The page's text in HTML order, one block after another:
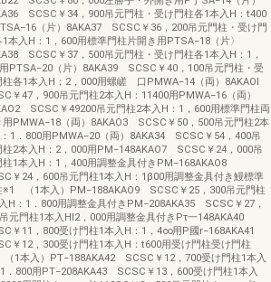
SCSC￥34，900吊元門柱・受け門柱各1本入H：t400
（片）8AKA37 SCSC￥36，200吊元門柱・受け門
1本入H：1，600用標準門柱片開き用PTSA−18（片〉
SCSC￥37，500吊元門柱・受け門柱各1本入H：1，
PTSA−20（片）8AKA39 SCSC￥40，100吊元門柱・受
柱各1本入H；2，000用螺嵯 口PMWA−14（両）8AKAOI
￥47，900吊元門柱2本入H：11400用PMWA−16（両）
SCSC￥49200吊元門柱2本入H：1，600用標準門柱両
用PMWA−18（両）8AKAO3 SCSC￥50，500吊元門柱2本
：1．800用PMWA−20（両）8AKA34 SCSC￥54，400吊
柱2本入H：2，000用PM−148AKAO7 SCSC￥24，000吊
柱1本入H：1，400用調整金具付きPM−168AKAO8
￥24，600吊元門柱1本入H：1β00用調整金具付き鰻標準
※1 （1本入）PM−188AKAO9 SCSC￥25，300吊元門柱
H：1．800用調整金具付きPM−208AKA35 SCSC￥27，
元門柱1本入Hl2，000用調整金具付きPτ一148AKA40
￥11，800受け門柱1本入H：1，4∞用P國r−168AKA41
￥12，300受け門柱1本入H：t600用受け門柱受け門柱
1本入）PT−188AKA42 SCSC￥12，700受け門柱1本入
1．800用PT−208AKA43 SCSC￥13，600受け門柱1本入